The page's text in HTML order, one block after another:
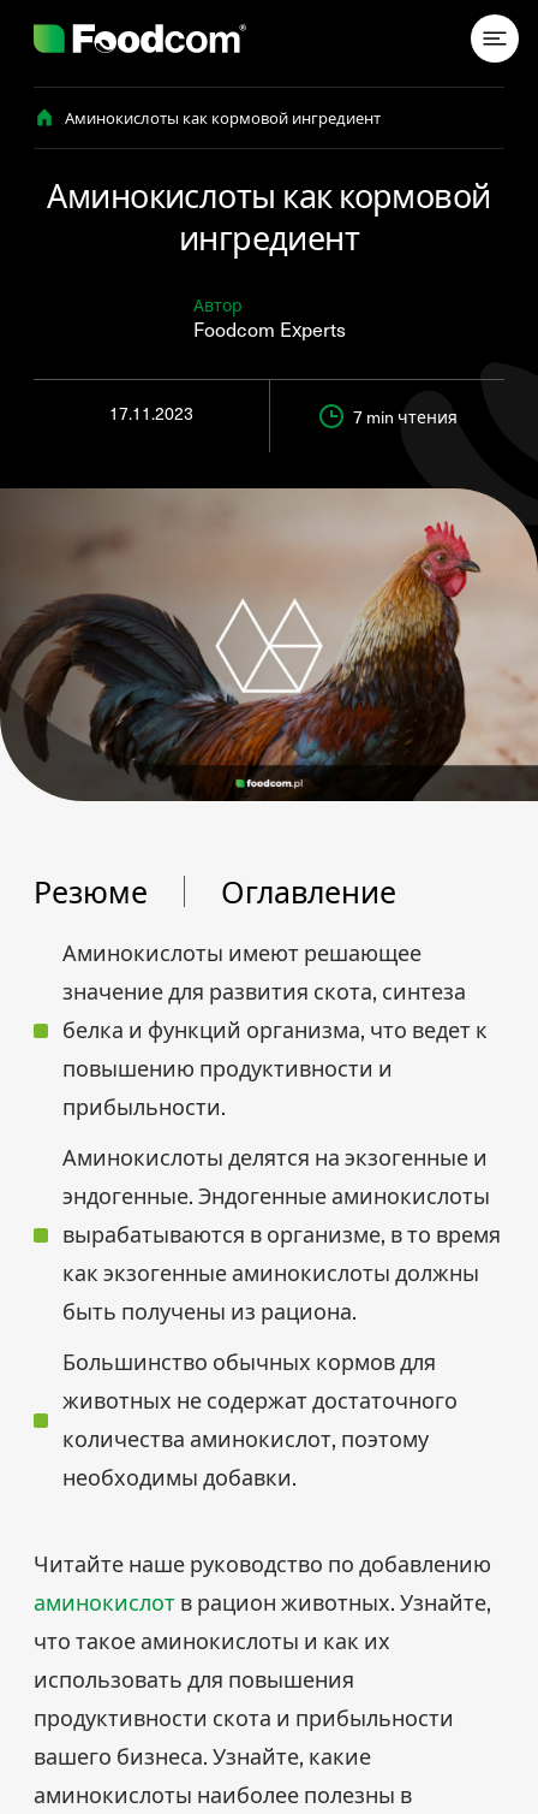
Аминокислоты как кормовой ингредиент
Аминокислоты как кормовой
ингредиент
Автор
Foodcom Experts
17.11.2023 7 min чтения
Резюме Оглавление
Аминокислоты имеют решающее
значение для развития скота, синтеза
белка и функций организма, что ведет к
повышению продуктивности и
прибыльности.
Аминокислоты делятся на экзогенные и
эндогенные. Эндогенные аминокислоты
вырабатываются в организме, в то время
как экзогенные аминокислоты должны
быть получены из рациона.
Большинство обычных кормов для
животных не содержат достаточного
количества аминокислот, поэтому
необходимы добавки.
Читайте наше руководство по добавлению
аминокислот в рацион животных. Узнайте,
что такое аминокислоты и как их
использовать для повышения
продуктивности скота и прибыльности
вашего бизнеса. Узнайте, какие
аминокислоты наиболее полезны в